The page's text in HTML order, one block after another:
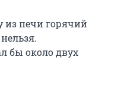
из печи горячий
бы около двух